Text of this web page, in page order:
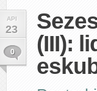
API
23
0
(III):